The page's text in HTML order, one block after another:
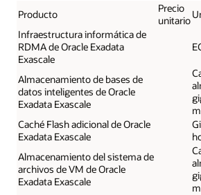
Producto
Precio
unitario
Infraestructura informática de
RDMA de Oracle Exadata
Exascale
Almacenamiento de bases de
datos inteligentes de Oracle
Exadata Exascale
Caché Flash adicional de Oracle
Exadata Exascale
Almacenamiento del sistema de
archivos de VM de Oracle
Exadata Exascale